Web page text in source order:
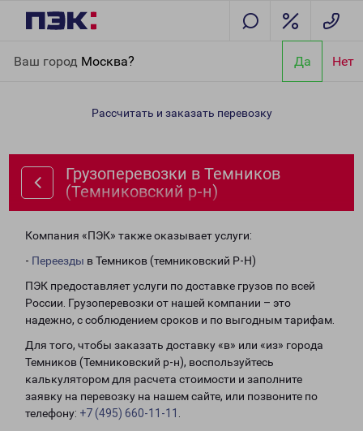
Ваш город Москва? Да Нет
(Темниковский р-н)
Рассчитать и заказать перевозку
Грузоперевозки в Темников
(Темниковский р-н)
Компания «ПЭК» также оказывает услуги:
- Переезды в Темников (темниковский Р-Н)
ПЭК предоставляет услуги по доставке грузов по всей
России. Грузоперевозки от нашей компании – это
надежно, с соблюдением сроков и по выгодным тарифам.
Для того, чтобы заказать доставку «в» или «из» города
Темников (Темниковский р-н), воспользуйтесь
калькулятором для расчета стоимости и заполните
заявку на перевозку на нашем сайте, или позвоните по
телефону: +7 (495) 660-11-11